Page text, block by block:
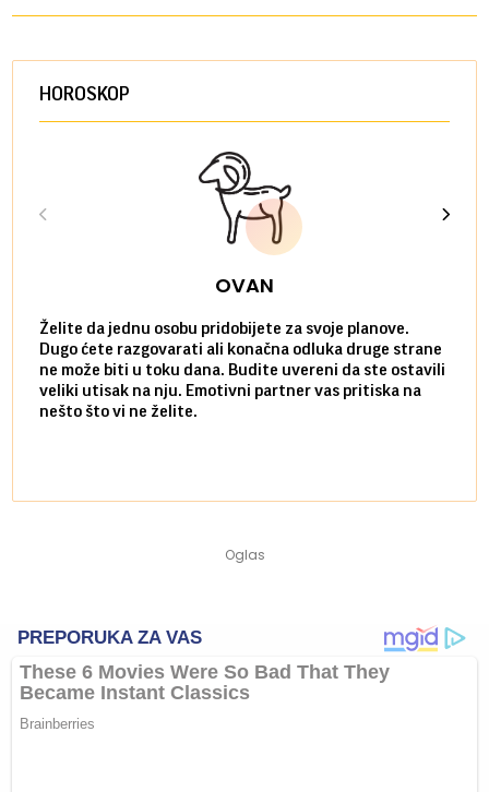
HOROSKOP
OVAN
Želite da jednu osobu pridobijete za svoje planove.
Dugo ćete razgovarati ali konačna odluka druge strane
ne može biti u toku dana. Budite uvereni da ste ostavili
veliki utisak na nju. Emotivni partner vas pritiska na
nešto što vi ne želite.